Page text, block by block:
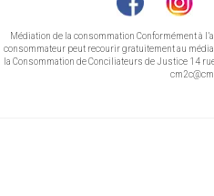
Médiation de la consommation Conformément à
consommateur peut recourir gratuitement au
la Consommation de Conciliateurs de Justice 14